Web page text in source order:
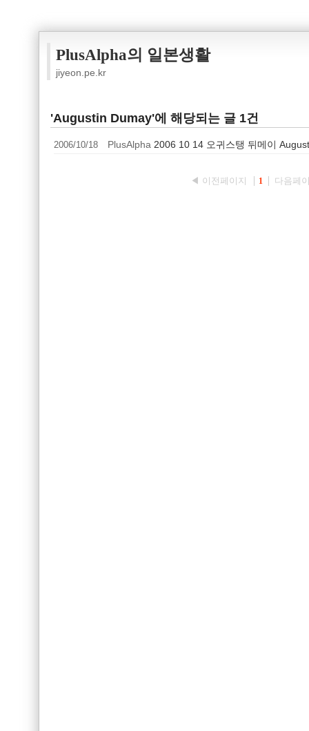
PlusAlpha의 일본생활
jiyeon.pe.kr
'Augustin Dumay'에 해당되는 글 1건
2006/10/18 PlusAlpha 2006 10 14 오귀스탱 뒤메이
◀ 이전페이지 1 다음페